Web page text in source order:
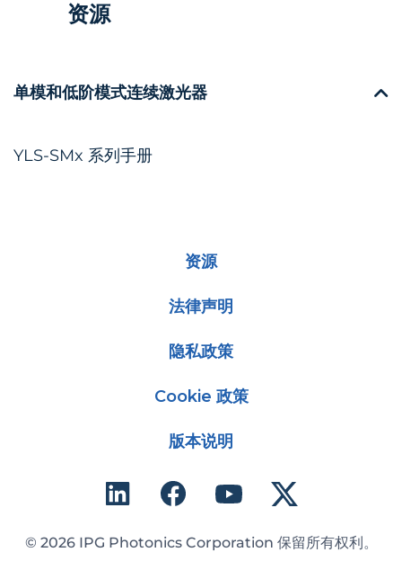
资源
单模和低阶模式连续激光器
YLS-SMx 系列手册
资源
法律声明
隐私政策
Cookie 政策
版本说明
© 2026 IPG Photonics Corporation 保留所有权利。